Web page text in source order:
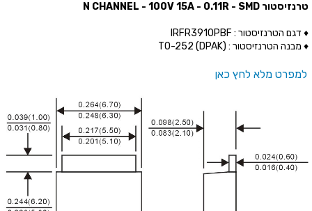
טרנזיסטור N CHANNEL - 100V 15A - 0.11R - SMD
♦ דגם הטרנזיסטור : IRFR3910PBF
♦ מבנה הטרנזיסטור : (TO-252 (DPAK
למפרט מלא לחץ כאן